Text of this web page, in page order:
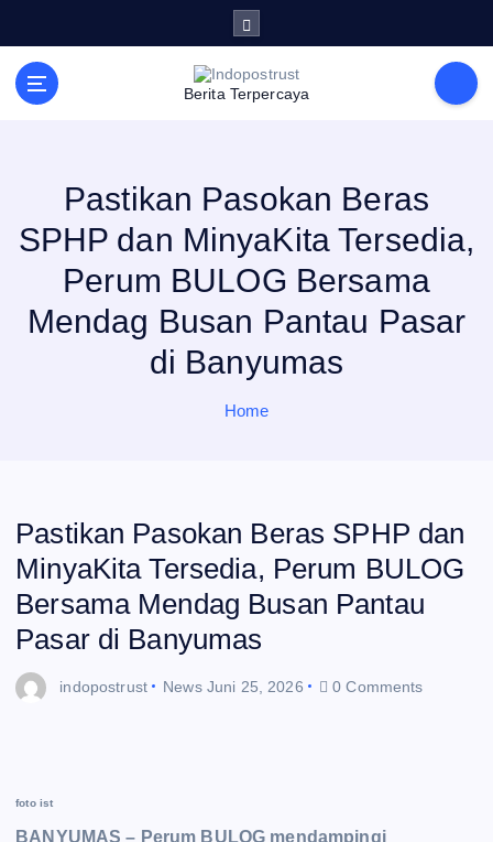
i
Berita Terpercaya
Pastikan Pasokan Beras
SPHP dan MinyaKita Tersedia,
Perum BULOG Bersama
Mendag Busan Pantau Pasar
di Banyumas
Home
Pastikan Pasokan Beras SPHP dan
MinyaKita Tersedia, Perum BULOG
Bersama Mendag Busan Pantau
Pasar di Banyumas
indopostrust News Juni 25, 2026 0 Comments
foto ist
BANYUMAS – Perum BULOG mendampingi